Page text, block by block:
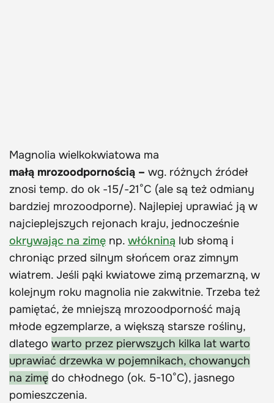
Magnolia wielkokwiatowa ma
małą mrozoodpornością – wg. różnych źródeł
znosi temp. do ok -15/-21°C (ale są też odmiany
bardziej mrozoodporne). Najlepiej uprawiać ją w
najcieplejszych rejonach kraju, jednocześnie
okrywając na zimę np. włókniną lub słomą i
chroniąc przed silnym słońcem oraz zimnym
wiatrem. Jeśli pąki kwiatowe zimą przemarzną, w
kolejnym roku magnolia nie zakwitnie. Trzeba też
pamiętać, że mniejszą mrozoodporność mają
młode egzemplarze, a większą starsze rośliny,
dlatego warto przez pierwszych kilka lat warto
uprawiać drzewka w pojemnikach, chowanych
na zimę do chłodnego (ok. 5-10°C), jasnego
pomieszczenia.